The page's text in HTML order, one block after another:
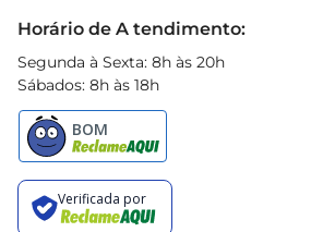
Horário de A tendimento:
Segunda à Sexta: 8h às 20h
Sábados: 8h às 18h